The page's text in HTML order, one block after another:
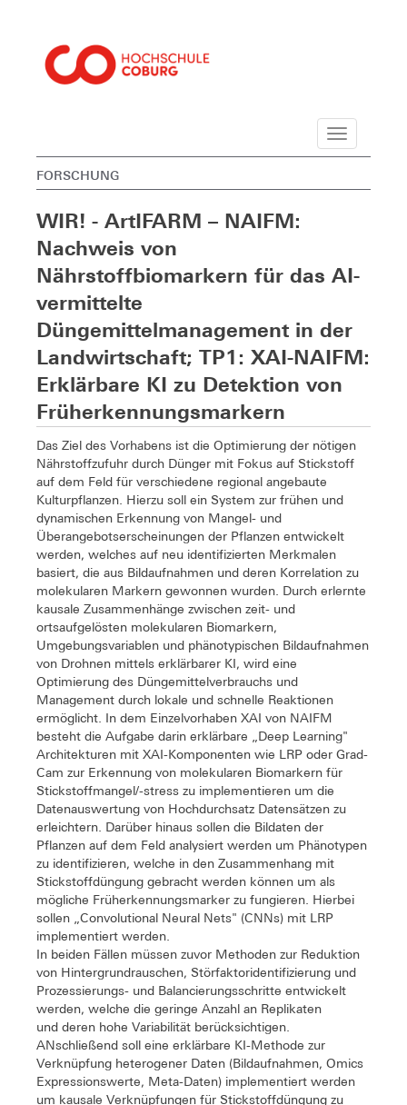
Navigation
FORSCHUNG
WIR! - ArtIFARM – NAIFM:
Nachweis von
Nährstoffbiomarkern für das AI-
vermittelte
Düngemittelmanagement in der
Landwirtschaft; TP1: XAI-NAIFM:
Erklärbare KI zu Detektion von
Früherkennungsmarkern
Das Ziel des Vorhabens ist die Optimierung der nötigen
Nährstoffzufuhr durch Dünger mit Fokus auf Stickstoff
auf dem Feld für verschiedene regional angebaute
Kulturpflanzen. Hierzu soll ein System zur frühen und
dynamischen Erkennung von Mangel- und
Überangebotserscheinungen der Pflanzen entwickelt
werden, welches auf neu identifizierten Merkmalen
basiert, die aus Bildaufnahmen und deren Korrelation zu
molekularen Markern gewonnen wurden. Durch erlernte
kausale Zusammenhänge zwischen zeit- und
ortsaufgelösten molekularen Biomarkern,
Umgebungsvariablen und phänotypischen Bildaufnahmen
von Drohnen mittels erklärbarer KI, wird eine
Optimierung des Düngemittelverbrauchs und
Management durch lokale und schnelle Reaktionen
ermöglicht. In dem Einzelvorhaben XAI von NAIFM
besteht die Aufgabe darin erklärbare „Deep Learning"
Architekturen mit XAI-Komponenten wie LRP oder Grad-
Cam zur Erkennung von molekularen Biomarkern für
Stickstoffmangel/-stress zu implementieren um die
Datenauswertung von Hochdurchsatz Datensätzen zu
erleichtern. Darüber hinaus sollen die Bildaten der
Pflanzen auf dem Feld analysiert werden um Phänotypen
zu identifizieren, welche in den Zusammenhang mit
Stickstoffdüngung gebracht werden können um als
mögliche Früherkennungsmarker zu fungieren. Hierbei
sollen „Convolutional Neural Nets" (CNNs) mit LRP
implementiert werden.
In beiden Fällen müssen zuvor Methoden zur Reduktion
von Hintergrundrauschen, Störfaktoridentifizierung und
Prozessierungs- und Balancierungsschritte entwickelt
werden, welche die geringe Anzahl an Replikaten
und deren hohe Variabilität berücksichtigen.
ANschließend soll eine erklärbare KI-Methode zur
Verknüpfung heterogener Daten (Bildaufnahmen, Omics
Expressionswerte, Meta-Daten) implementiert werden
um kausale Verknüpfungen für Stickstoffdüngung zu